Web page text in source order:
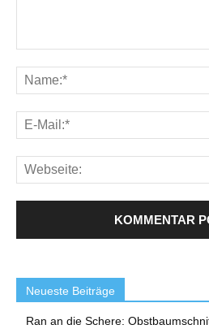
Neueste Beiträge
Ran an die Schere: